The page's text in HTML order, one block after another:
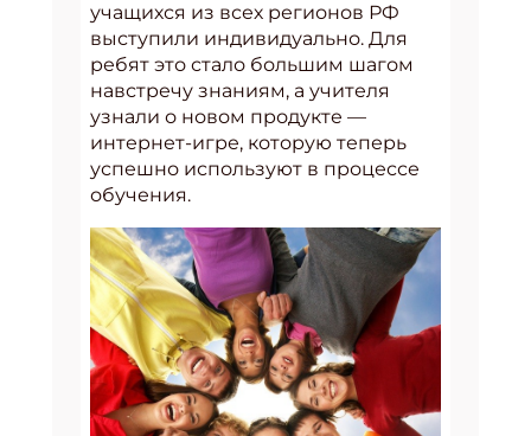
учащихся из всех регионов РФ
выступили индивидуально. Для
ребят это стало большим шагом
навстречу знаниям, а учителя
узнали о новом продукте —
интернет-игре, которую теперь
успешно используют в процессе
обучения.